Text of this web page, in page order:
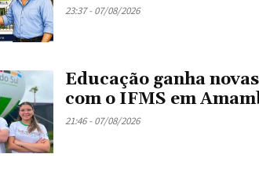
23:37 - 07/08/2026
Educação ganha
com o IFMS em
21:46 - 07/08/2026